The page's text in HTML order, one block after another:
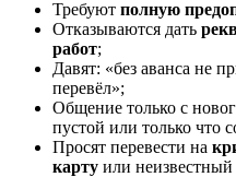
Требуют полную
Отказываются дать
работ;
Давят: «без аванса не
перевёл»;
Общение только с
пустой или только что
Просят перевести на
карту или неизвестный